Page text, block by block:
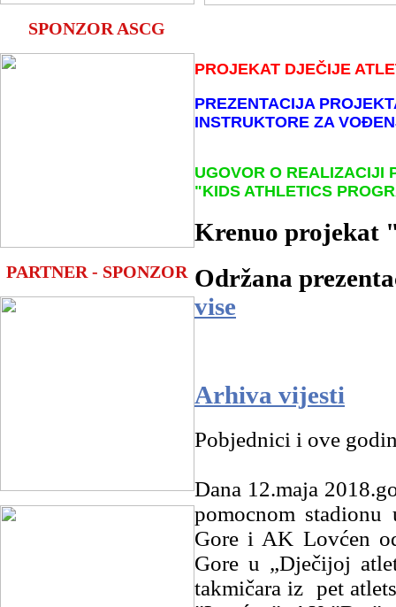
SPONZOR ASCG
PARTNER - SPONZOR
PROJEKAT DJEČIJE
PREZENTACIJA
INSTRUKTORE ZA
UGOVOR O REALIZACIJI
"KIDS ATHLETICS
Krenuo projekat
Održana
vise
Arhiva vijesti
Pobjednici i ove
Dana 12.maja
pomocnom
Gore i AK Lovćen
Gore u „Dječijoj
takmičara iz pet